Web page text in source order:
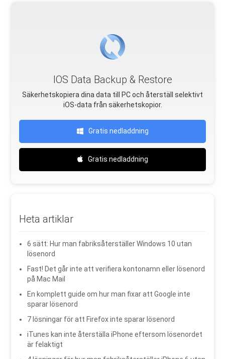
IOS Data Backup & Restore
Säkerhetskopiera dina data till PC och återställ selektivt
iOS-data från säkerhetskopior.
Gratis nedladdning
Gratis nedladdning
Heta artiklar
6 sätt: Hur man fabriksåterställer Windows 10 utan
lösenord
Fast! Det går inte att verifiera kontonamn eller lösenord
på Mac Mail
En komplett guide om hur man fixar att Google inte
sparar lösenord
7 lösningar för att Firefox inte sparar lösenord
iTunes kan inte återställa iPhone eftersom lösenordet
är felaktigt